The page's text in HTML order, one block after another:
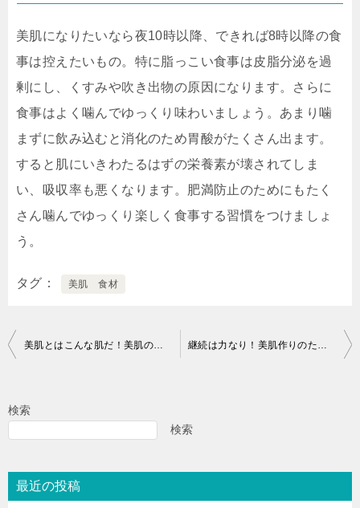
美肌になりたいなら夜10時以降、できれば8時以降の食
事は控えたいもの。特に脂っこい食事は皮脂分泌を過
剰にし、くすみや吹き出物の原因になります。さらに
食事はよく噛んでゆっくり味わいましょう。あまり噛
まずに飲み込むと消化のため胃酸がたくさん出ます。
すると肌にいきわたるはずの栄養素が壊されてしま
い、吸収率も悪くなります。肥満防止のためにもたく
さん噛んでゆっくり楽しく食事する習慣をつけましょ
う。
タグ 美肌 食材
投
ビ
ー
シ
美肌とはこんな肌だ！美肌の条件4か条 継続は力なり！美肌作りのための毎日の習慣
検索
検索
最近の投稿